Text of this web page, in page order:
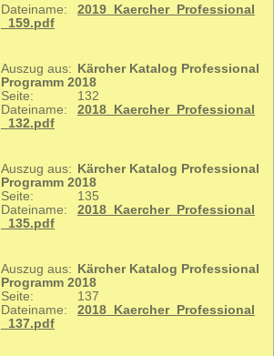
Dateiname:
2019_Kaercher_Professional
_159.pdf
Auszug aus:
Kärcher Katalog Professional
Programm 2018
Seite:
132
Dateiname:
2018_Kaercher_Professional
_132.pdf
Auszug aus:
Kärcher Katalog Professional
Programm 2018
Seite:
135
Dateiname:
2018_Kaercher_Professional
_135.pdf
Auszug aus:
Kärcher Katalog Professional
Programm 2018
Seite:
137
Dateiname:
2018_Kaercher_Professional
_137.pdf